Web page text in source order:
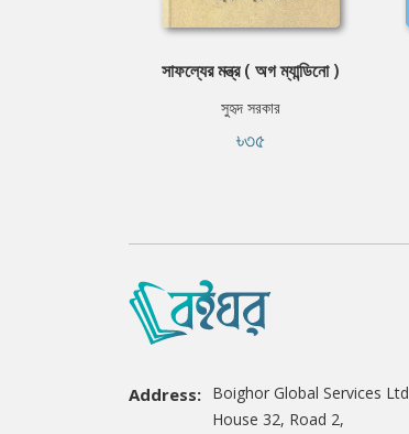
সাফল্যের মন্ত্র ( অগ ম্যান্ডিনো )
সুহৃদ সরকার
৳৩৫
Address: Boighor Global Services Ltd
House 32, Road 2,